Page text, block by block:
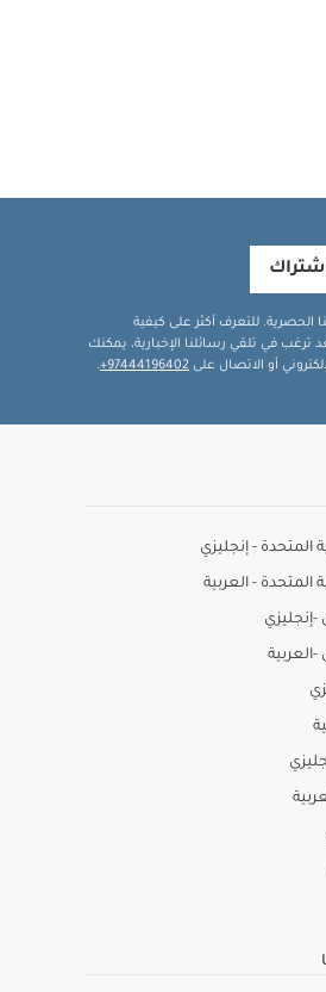
الحصرية. للتعرف أكثر على كيفية
ترغب في تلقي رسائلنا الإخبارية، يمكنك
أو الاتصال على 97444196402+
.
المتحدة - إنجليزي
المتحدة - العربية
-إنجليزي
-العربية